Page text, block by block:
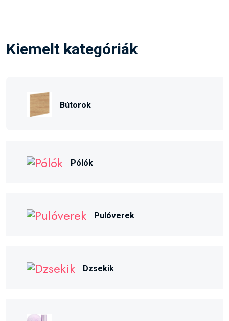
Kiemelt kategóriák
Bútorok
Pólók
Pulóverek
Dzsekik